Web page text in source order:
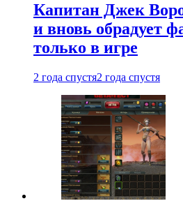
Капитан Джек
и вновь обрадует
только в игре
2 года спустя2 года спустя